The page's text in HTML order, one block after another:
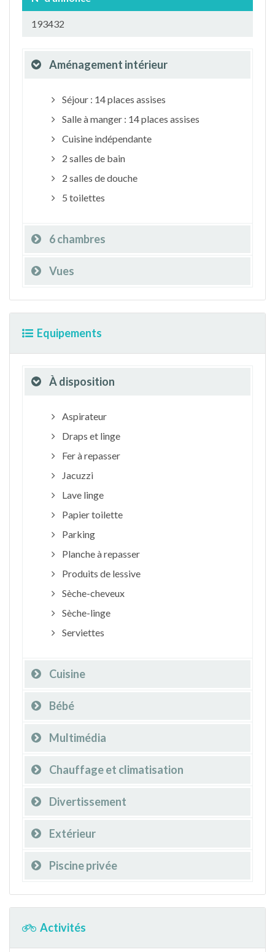
193432
Aménagement intérieur
Séjour : 14 places assises
Salle à manger : 14 places assises
Cuisine indépendante
2 salles de bain
2 salles de douche
5 toilettes
6 chambres
Vues
Equipements
À disposition
Aspirateur
Draps et linge
Fer à repasser
Jacuzzi
Lave linge
Papier toilette
Parking
Planche à repasser
Produits de lessive
Sèche-cheveux
Sèche-linge
Serviettes
Cuisine
Bébé
Multimédia
Chauffage et climatisation
Divertissement
Extérieur
Piscine privée
Activités